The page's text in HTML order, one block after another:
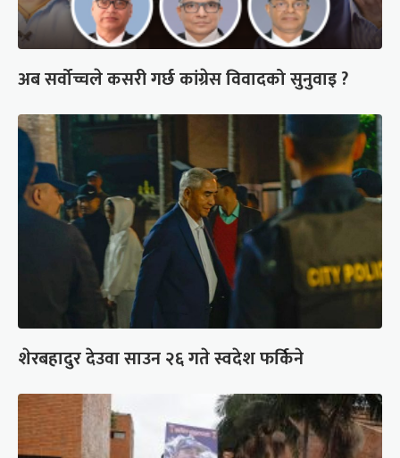
अब सर्वोच्चले कसरी गर्छ कांग्रेस विवादको सुनुवाइ ?
शेरबहादुर देउवा साउन २६ गते स्वदेश फर्किने